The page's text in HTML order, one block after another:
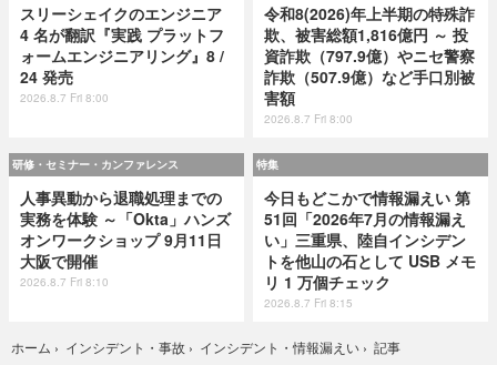
スリーシェイクのエンジニア
4 名が翻訳『実践 プラットフ
ォームエンジニアリング』8 /
24 発売
2026.8.7 Fri 8:00
令和8(2026)年上半期の特殊詐
欺、被害総額1,816億円 ～ 投
資詐欺（797.9億）やニセ警察
詐欺（507.9億）など手口別被
害額
2026.8.7 Fri 8:00
研修・セミナー・カンファレンス
人事異動から退職処理までの
実務を体験 ～「Okta」ハンズ
オンワークショップ 9月11日
大阪で開催
2026.8.7 Fri 8:10
特集
今日もどこかで情報漏えい 第
51回「2026年7月の情報漏え
い」三重県、陸自インシデン
トを他山の石として USB メモ
リ 1 万個チェック
2026.8.7 Fri 8:15
ホーム › インシデント・事故 › インシデント・情報漏えい › 記事